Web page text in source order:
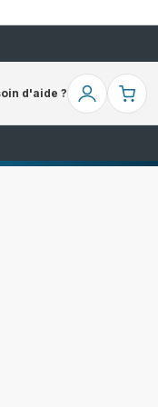
d'aide ?
Mon